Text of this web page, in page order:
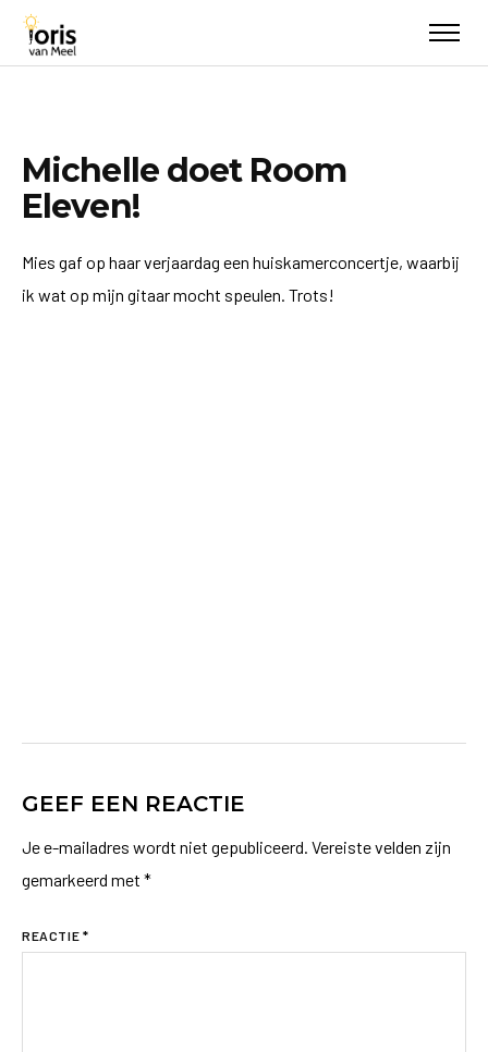
Michelle doet Room
Eleven!
Mies gaf op haar verjaardag een huiskamerconcertje, waarbij
ik wat op mijn gitaar mocht speulen. Trots!
GEEF EEN REACTIE
Je e-mailadres wordt niet gepubliceerd. Vereiste velden zijn
gemarkeerd met *
REACTIE *